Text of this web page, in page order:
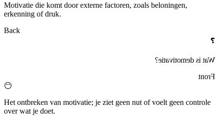
Motivatie die komt door externe factoren, zoals beloningen,
erkenning of druk.
Back
❓
Wat is demotivatie?
Front
😶
Het ontbreken van motivatie; je ziet geen nut of voelt geen controle
over wat je doet.